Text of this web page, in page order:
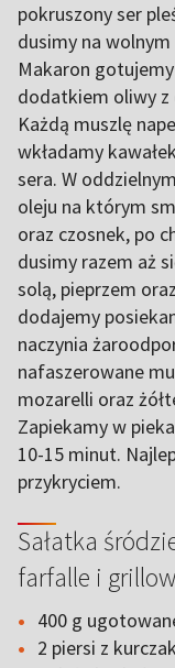
pokruszony ser
dusimy na
Makaron
dodatkiem oliwy z
Każdą muszlę
wkładamy
sera. W
oleju na którym
oraz czosnek, po
dusimy razem aż
solą, pieprzem
dodajemy
naczynia
nafaszerowane
mozarelli oraz
Zapiekamy w
10-15 minut.
przykryciem.
Sałatka
farfalle i
400 g
2 piersi z